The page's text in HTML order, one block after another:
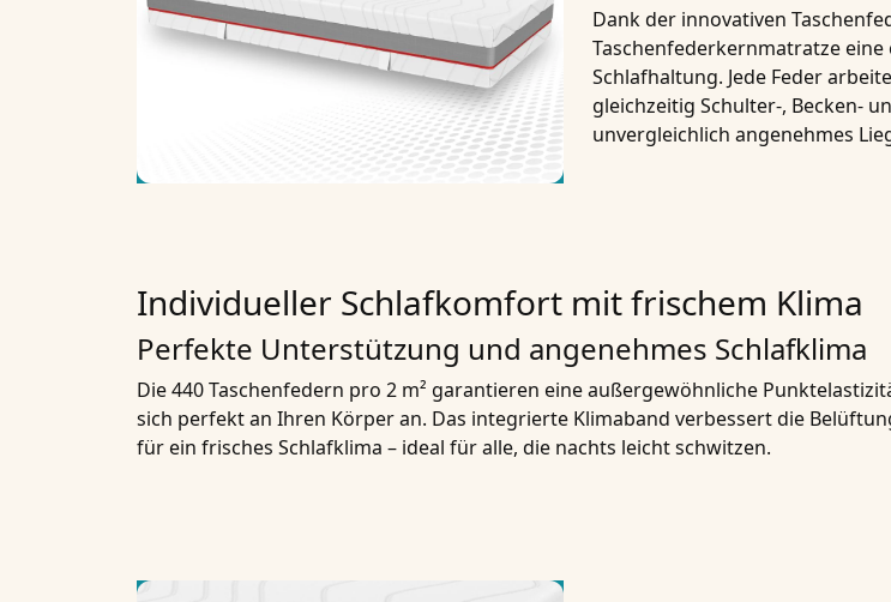
Dank der innovativen
Taschenfederkernmatratze
Schlafhaltung. Jede Feder
gleichzeitig Schulter-, Becken-
unvergleichlich angenehmes
Individueller Schlafkomfort mit frischem Klima
Perfekte Unterstützung und angenehmes Schlafklima
Die 440 Taschenfedern pro 2 m² garantieren eine außergewöhnliche
sich perfekt an Ihren Körper an. Das integrierte Klimaband verbessert die
für ein frisches Schlafklima – ideal für alle, die nachts leicht schwitzen.